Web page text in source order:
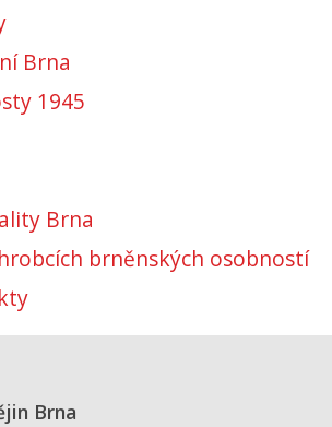
Brna
1945
Brna
brněnských osobností
Brna